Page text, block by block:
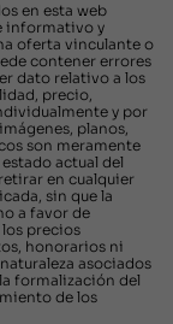
en esta web
informativo y
oferta vinculante o
contener errores
dato relativo a los
precio,
y por
planos,
son meramente
actual del
en cualquier
sin que la
a favor de
precios
honorarios ni
asociados
formalización del
de los